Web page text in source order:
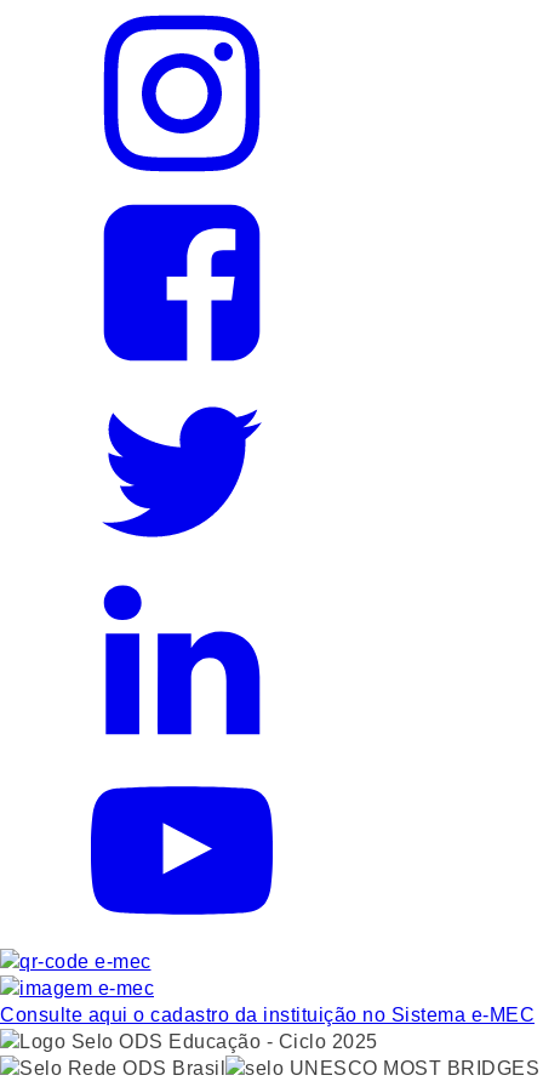
Consulte aqui o cadastro da instituição no Sistema e-MEC